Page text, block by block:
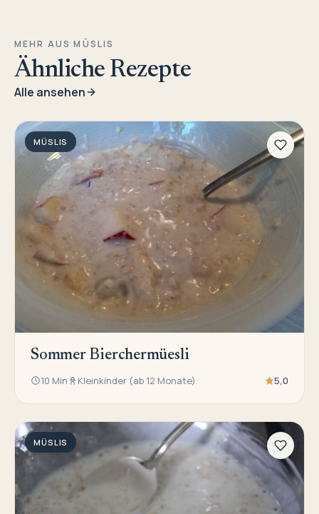
MEHR AUS MÜSLIS
Ähnliche Rezepte
Alle ansehen
MÜSLIS
Sommer Bierchermüesli
10 Min Kleinkinder (ab 12 Monate) 5,0
MÜSLIS